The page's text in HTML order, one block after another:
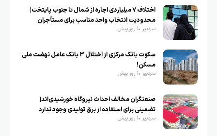
اختلاف ۷ میلیاردی اجاره از شمال تا جنوب پایتخت|
محدودیت انتخاب واحد مناسب برای مستأجران
سردبیر 1 روز پیش
سکوت بانک مرکزی از اختلال ۳ بانک عامل نهضت ملی
مسکن!
سردبیر 1 روز پیش
صنعتگران مخالف احداث نیروگاه خورشیدی‌اند|
تضمینی برای استفاده از برق تولیدی وجود ندارد
سردبیر 1 روز پیش